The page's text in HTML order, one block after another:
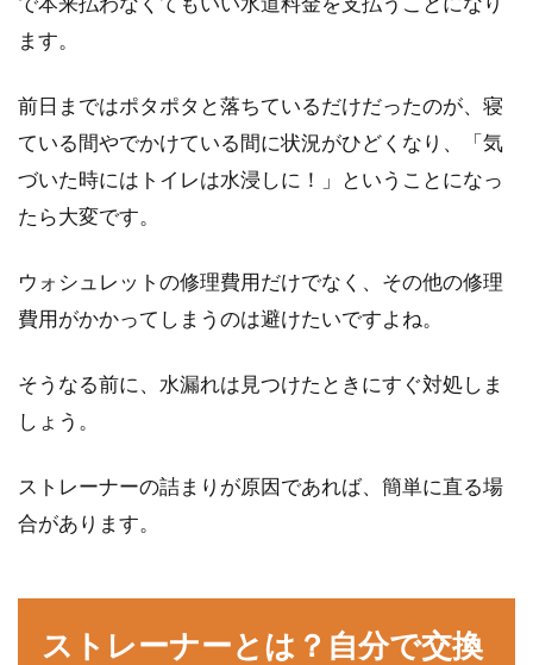
種類や厚さによっての違い
これから木造などの家を建てることを検討して
注意すべきポイントは？
一戸建てを検...
家賃の自動引き落としになぜ手数料
は必要？安く済ませる方法
ます。
前日まではポタポタと落ちているだけだったのが、寝
ている間やでかけている間に状況がひどくなり、「気
づいた時にはトイレは水浸しに！」ということになっ
たら大変です。
ウォシュレットの修理費用だけでなく、その他の修理
費用がかかってしまうのは避けたいですよね。
そうなる前に、水漏れは見つけたときにすぐ対処しま
しょう。
ストレーナーの詰まりが原因であれば、簡単に直る場
合があります。
ストレーナーとは？自分で交換